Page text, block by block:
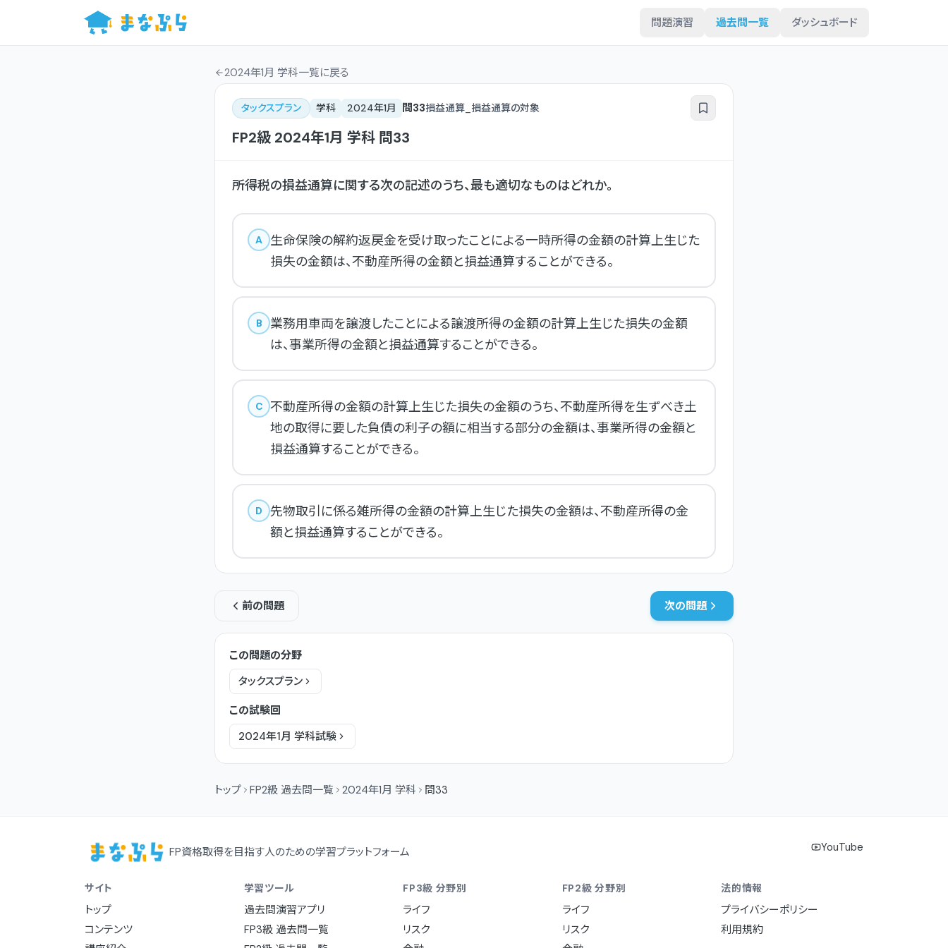
問題演習 過去問一覧 ダッシュボード
2024年1月 学科一覧に戻る
タックスプラン 学科 2024年1月 問33損益通算_損益通算の対象
FP2級 2024年1月 学科 問33
所得税の損益通算に関する次の記述のうち、最も適切なものはどれか。
A
生命保険の解約返戻金を受け取ったことによる一時所得の金額の計算上生じた
損失の金額は、不動産所得の金額と損益通算することができる。
B
業務用車両を譲渡したことによる譲渡所得の金額の計算上生じた損失の金額
は、事業所得の金額と損益通算することができる。
C
不動産所得の金額の計算上生じた損失の金額のうち、不動産所得を生ずべき土
地の取得に要した負債の利子の額に相当する部分の金額は、事業所得の金額と
損益通算することができる。
D
先物取引に係る雑所得の金額の計算上生じた損失の金額は、不動産所得の金
額と損益通算することができる。
前の問題 次の問題
この問題の分野
タックスプラン
この試験回
2024年1月 学科試験
トップ FP2級 過去問一覧 2024年1月 学科 問33
FP資格取得を目指す人のための学習プラットフォーム YouTube
サイト
トップ
コンテンツ
学習ツール
過去問演習アプリ
FP3級 過去問一覧
FP3級 分野別
ライフ
リスク
FP2級 分野別
ライフ
リスク
法的情報
プライバシーポリシー
利用規約